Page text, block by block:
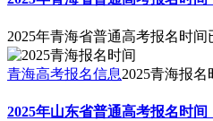
2025年青海省普通高考报名时间
青海高考报名信息2025青海报名
2025年山东省普通高考报名时间